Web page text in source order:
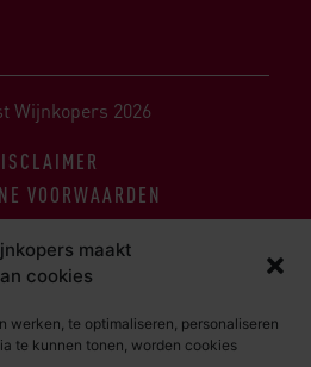
maakt
cookies
werken, te optimaliseren, personaliseren
te kunnen tonen, worden cookies
Wijnkopers 2026
VOORWAARDEN